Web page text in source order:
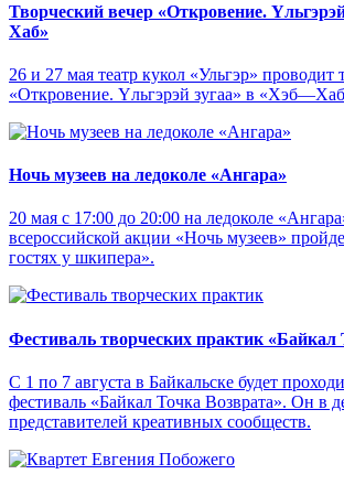
Творческий вечер «Откровение.
Хаб»
26 и 27 мая театр кукол «Ульгэр» проводит
«Откровение. Yльгэрэй зугаа» в
Ночь музеев на ледоколе «Ангара»
20 мая с 17:00 до 20:00 на ледоколе
всероссийской акции «Ночь музеев»
гостях у шкипера».
Фестиваль творческих практик «Байкал
С 1 по 7 августа в Байкальске будет
фестиваль «Байкал Точка Возврата». Он в
представителей креативных сообществ.